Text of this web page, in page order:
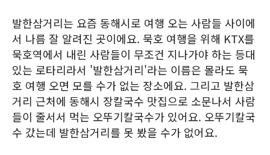
발한삼거리는 요즘 동해시로 여행 오는 사람들 사이에
서 나름 잘 알려진 곳이에요. 묵호 여행을 위해 KTX를
묵호역에서 내린 사람들이 무조건 지나가야 하는 등대
있는 로타리라서 '발한삼거리'라는 이름은 몰라도 묵
호 여행 오면 모를 수가 없는 장소에요. 그리고 발한삼
거리 근처에 동해시 장칼국수 맛집으로 소문나서 사람
들이 줄서서 먹는 오뚜기칼국수가 있어요. 오뚜기칼국
수 갔는데 발한삼거리를 못 봤을 수가 없어요.